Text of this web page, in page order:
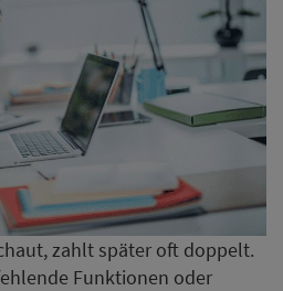
zahlt später oft doppelt.
Funktionen oder